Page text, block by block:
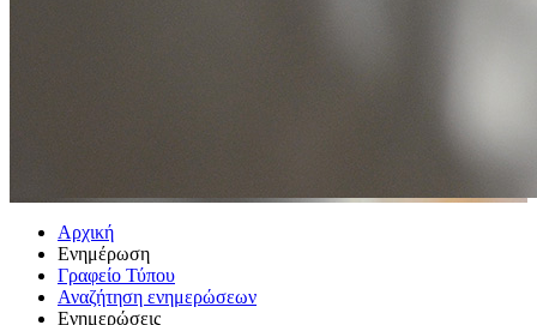
Αρχική
Ενημέρωση
Γραφείο Τύπου
Αναζήτηση ενημερώσεων
Ενημερώσεις